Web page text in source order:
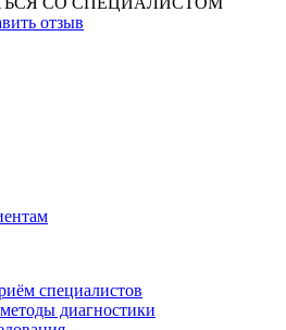
отзыв
специалистов
диагностики